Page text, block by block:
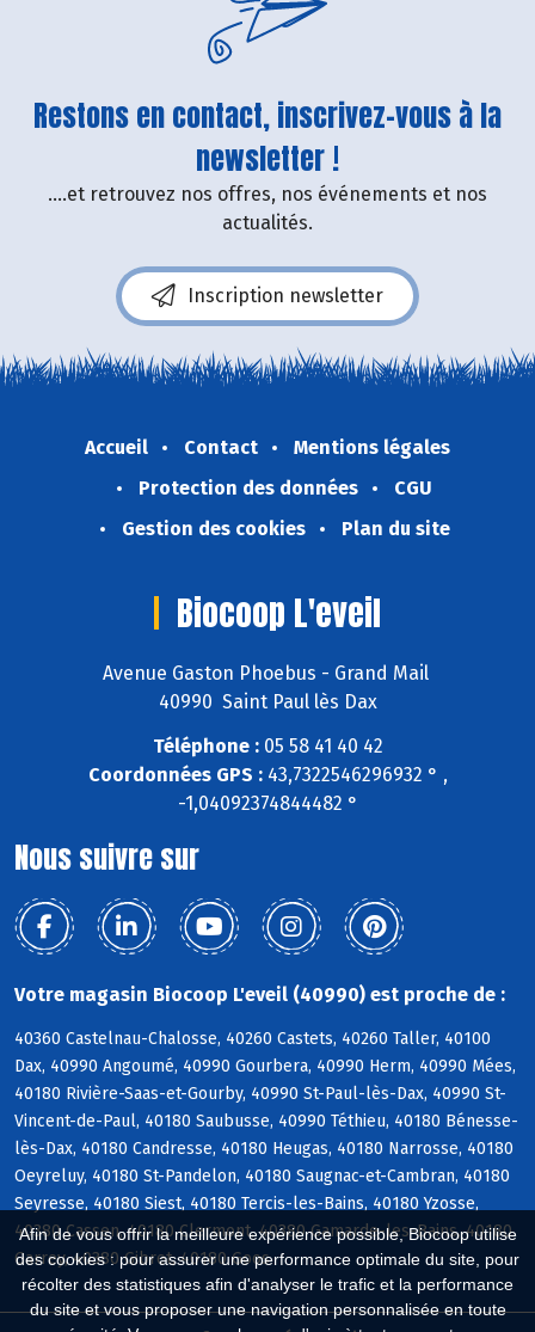
Afin de vous offrir la meilleure expérience possible, Biocoop utilise
des cookies : pour assurer une performance optimale du site, pour
récolter des statistiques afin d'analyser le trafic et la performance
du site et vous proposer une navigation personnalisée en toute
Restons en contact, inscrivez-vous à la
newsletter !
....et retrouvez nos offres, nos événements et nos
actualités.
Inscription newsletter
Accueil Contact
Mentions légales
Protection des données
CGU
Gestion des cookies
Plan du site
Biocoop L'eveil
Avenue Gaston Phoebus - Grand Mail
40990 Saint Paul lès Dax
Téléphone :05 58 41 40 42
Coordonnées GPS :43,7322546296932 ° ,
-1,04092374844482 °
Nous suivre sur
Votre magasin Biocoop L'eveil (40990) est proche de :
40360 Castelnau-Chalosse, 40260 Castets, 40260 Taller, 40100
Dax, 40990 Angoumé, 40990 Gourbera, 40990 Herm, 40990 Mées,
40180 Rivière-Saas-et-Gourby, 40990 St-Paul-lès-Dax, 40990 St-
Vincent-de-Paul, 40180 Saubusse, 40990 Téthieu, 40180 Bénesse-
lès-Dax, 40180 Candresse, 40180 Heugas, 40180 Narrosse, 40180
Oeyreluy, 40180 St-Pandelon, 40180 Saugnac-et-Cambran, 40180
Seyresse, 40180 Siest, 40180 Tercis-les-Bains, 40180 Yzosse,
40380 Cassen, 40180 Clermont, 40380 Gamarde-les-Bains, 40180
Garrey, 40380 Gibret, 40180 Goos